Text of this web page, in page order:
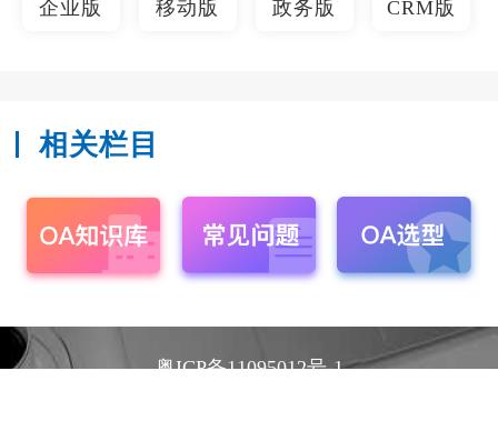
企业版 移动版 政务版 CRM版
相关栏目
粤ICP备11095012号-1